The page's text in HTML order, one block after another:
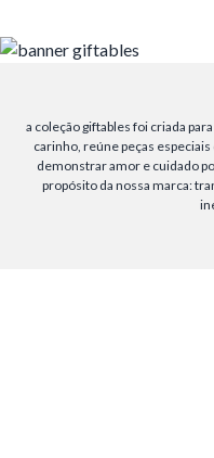
a coleção giftables foi criada
carinho, reúne peças
demonstrar amor e cuidado
propósito da nossa marca: